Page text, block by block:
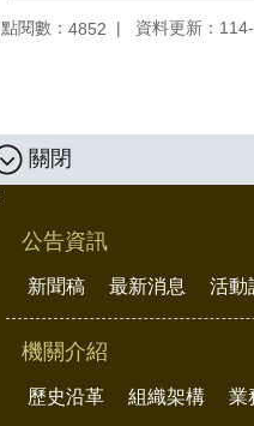
點閱數： 4852 資料更新：
關閉
公告資訊
新聞稿 最新消息 活動
機關介紹
歷史沿革 組織架構 業